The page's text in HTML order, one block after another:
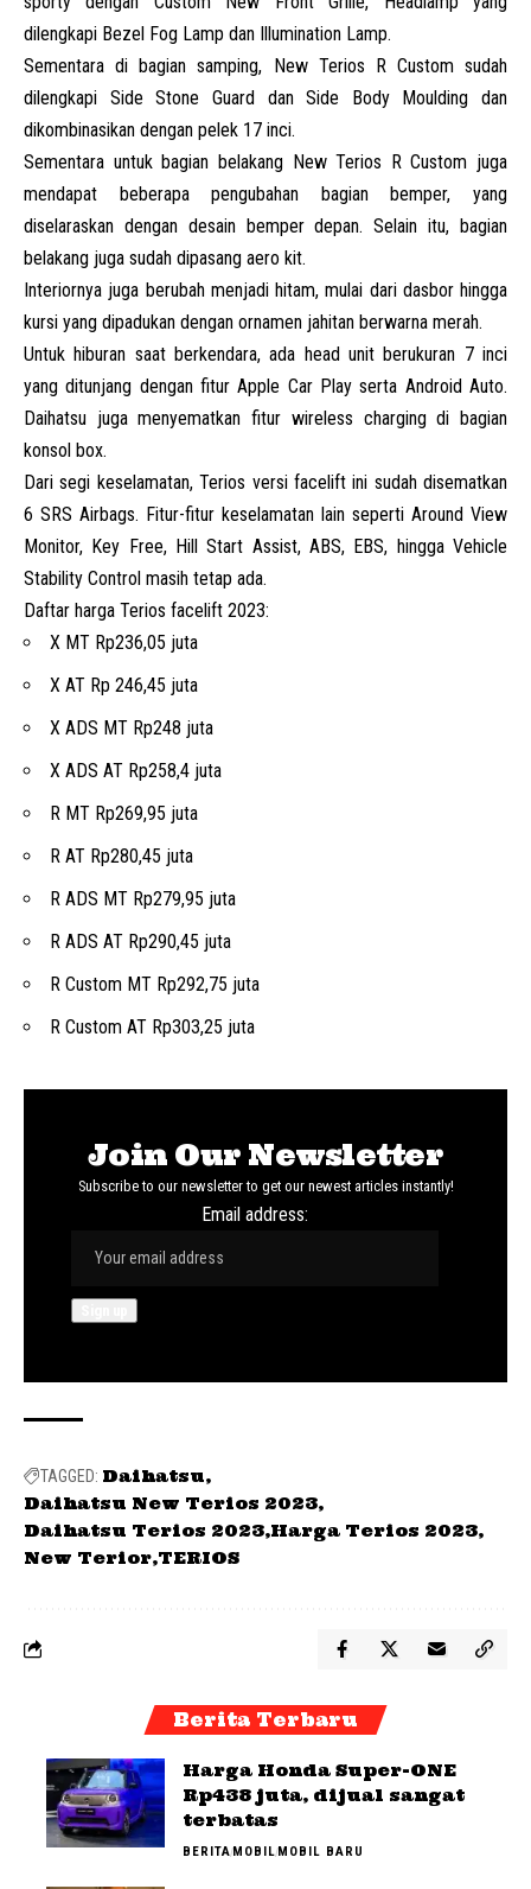
dilengkapi Bezel Fog Lamp dan Illumination Lamp.
Sementara di bagian samping, New Terios R Custom sudah
dilengkapi Side Stone Guard dan Side Body Moulding dan
dikombinasikan dengan pelek 17 inci.
Sementara untuk bagian belakang New Terios R Custom juga
mendapat beberapa pengubahan bagian bemper, yang
diselaraskan dengan desain bemper depan. Selain itu, bagian
belakang juga sudah dipasang aero kit.
Interiornya juga berubah menjadi hitam, mulai dari dasbor hingga
kursi yang dipadukan dengan ornamen jahitan berwarna merah.
Untuk hiburan saat berkendara, ada head unit berukuran 7 inci
yang ditunjang dengan fitur Apple Car Play serta Android Auto.
Daihatsu juga menyematkan fitur wireless charging di bagian
konsol box.
Dari segi keselamatan, Terios versi facelift ini sudah disematkan
6 SRS Airbags. Fitur-fitur keselamatan lain seperti Around View
Monitor, Key Free, Hill Start Assist, ABS, EBS, hingga Vehicle
Stability Control masih tetap ada.
Daftar harga Terios facelift 2023:
X MT Rp236,05 juta
X AT Rp 246,45 juta
X ADS MT Rp248 juta
X ADS AT Rp258,4 juta
R MT Rp269,95 juta
R AT Rp280,45 juta
R ADS MT Rp279,95 juta
R ADS AT Rp290,45 juta
R Custom MT Rp292,75 juta
R Custom AT Rp303,25 juta
Join Our Newsletter
Subscribe to our newsletter to get our newest articles instantly!
Email address:
TAGGED: Daihatsu
Daihatsu New Terios 2023
Daihatsu Terios 2023 Harga Terios 2023
New Terior TERIOS
Berita Terbaru
Harga Honda Super-ONE
Rp438 juta, dijual sangat
terbatas
BERITAMOBILMOBIL BARU